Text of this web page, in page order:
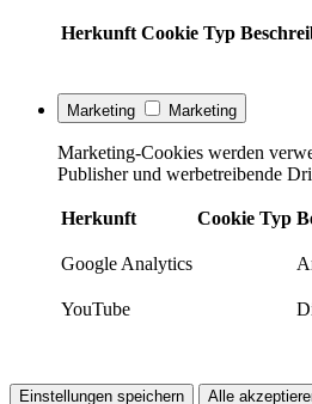
Herkunft Cookie Typ
Marketing Marketing
Marketing-Cookies werden
Publisher und werbetreibende
Herkunft Cookie Typ
Google Analytics
YouTube
Einstellungen speichern Alle